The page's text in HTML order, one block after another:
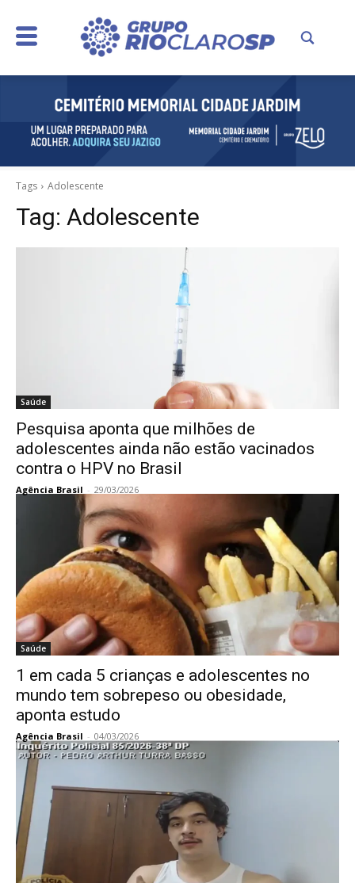
Tags Adolescente
Tag: Adolescente
Saúde
Pesquisa aponta que milhões de
adolescentes ainda não estão vacinados
contra o HPV no Brasil
Agência Brasil - 29/03/2026
Saúde
1 em cada 5 crianças e adolescentes no
mundo tem sobrepeso ou obesidade,
aponta estudo
Agência Brasil - 04/03/2026